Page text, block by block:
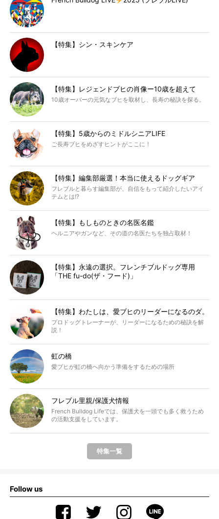
【特集】シン・スキンケア
【特集】レジェンドブヒの肖像ー10歳を超えて
10歳オーバーの元気なブヒを取材し、長寿の秘訣を探る。
【特集】5歳からのミドルシニアLIFE
ご長寿ブヒをめざすヒントがここに！
【特集】編集部厳選！本当に使えるドッグギア
フレブルと暮らす編集部が、自信をもって紹介したいアイ
テムとは!?
【特集】もしものときの名医名鑑
ヘルニアやガンなど、その道の名医たちを独占取材！
【特集】永遠の選択。フレンチブルドッグ専用
「THE fu-do(ザ・フード)」
【特集】わたしは、愛ブヒのリーダーになるのダ。
プロドッグトレーナーが、リーダーになるための秘訣を解
説！
虹の橋
愛ブヒが虹の橋へ向かう準備をするための場所
フレブル里親/保護犬情報
French Bulldog Lifeでは、保護犬を一頭でも多く救うため
の活動支援をしています。
特集一覧
Follow us